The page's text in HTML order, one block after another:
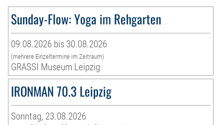
Sunday-Flow: Yoga im Rehgarten
09.08.2026 bis 30.08.2026
(mehrere Einzeltermine im Zeitraum)
GRASSI Museum Leipzig
IRONMAN 70.3 Leipzig
Sonntag, 23.08.2026